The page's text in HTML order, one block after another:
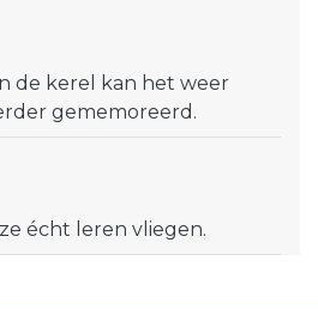
de kerel kan het weer
gememoreerd.
écht leren vliegen.